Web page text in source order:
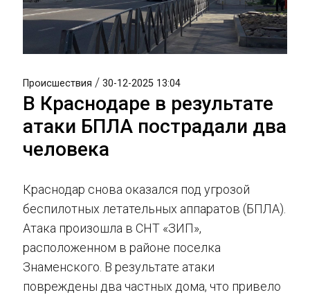
Происшествия / 30-12-2025 13:04
В Краснодаре в результате
атаки БПЛА пострадали два
человека
Краснодар снова оказался под угрозой
беспилотных летательных аппаратов (БПЛА).
Атака произошла в СНТ «ЗИП»,
расположенном в районе поселка
Знаменского. В результате атаки
повреждены два частных дома, что привело